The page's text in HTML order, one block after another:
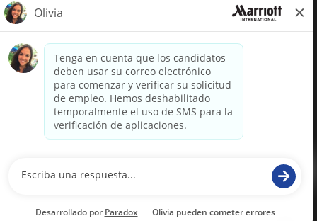
reservados. Marriott información patentada
paradox.ai